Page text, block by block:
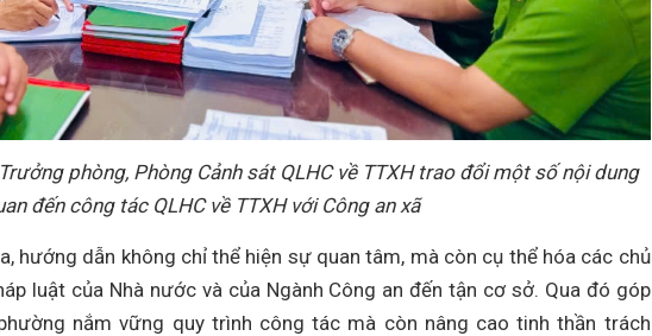
phòng, Phòng Cảnh sát QLHC về TTXH trao đổi một số nội dung
đến công tác QLHC về TTXH với Công an xã
hướng dẫn không chỉ thể hiện sự quan tâm, mà còn cụ thể hóa các chủ
luật của Nhà nước và của Ngành Công an đến tận cơ sở. Qua đó góp
nắm vững quy trình công tác mà còn nâng cao tinh thần trách